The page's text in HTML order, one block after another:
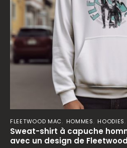
FLEETWOOD MAC, HOMMES, HOODIES,
Sweat-shirt à capuche
avec un design de